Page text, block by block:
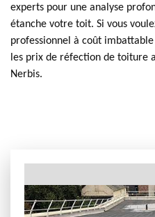
experts pour une analyse
étanche votre toit. Si vous
professionnel à coût
les prix de réfection de toiture
Nerbis.